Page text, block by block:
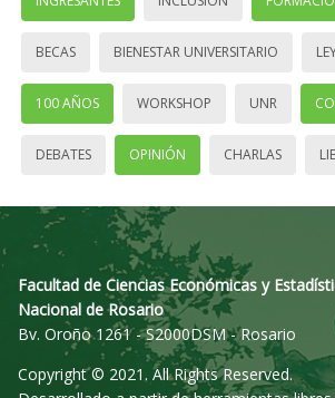
BECAS BIENESTAR UNIVERSITARIO
100 AÑOS WORKSHOP UNR
DEBATES OPINIÓN CHARLAS
Facultad de Ciencias Económicas y
Nacional de Rosario
Bv. Oroño 1261 - S2000DSM - Rosario
Copyright © 2021. All Rights Reserved.